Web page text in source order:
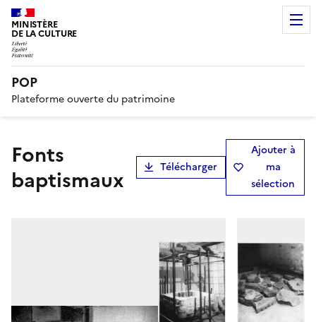
MINISTÈRE
DE LA CULTURE
POP
Plateforme ouverte du patrimoine
fonts
baptismaux
Télécharger
Ajouter à
ma
sélection